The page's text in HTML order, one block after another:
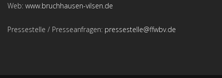
Web: www.bruchhausen-vilsen.de
Pressestelle / Presseanfragen: pressestelle@ffwbv.de